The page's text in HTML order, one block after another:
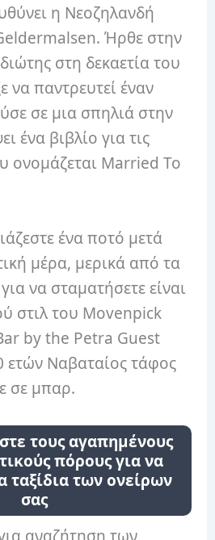
η Νεοζηλανδή
Ήρθε στην
στη δεκαετία του
να παντρευτεί έναν
σε μια σπηλιά στην
ένα βιβλίο για τις
ονομάζεται Married To
ένα ποτό μετά
μέρα, μερικά από τα
να σταματήσετε είναι
στιλ του Movenpick
by the Petra Guest
ετών Ναβαταίος τάφος
σε μπαρ.
τους αγαπημένους
πόρους για να
ταξίδια των ονείρων
σας